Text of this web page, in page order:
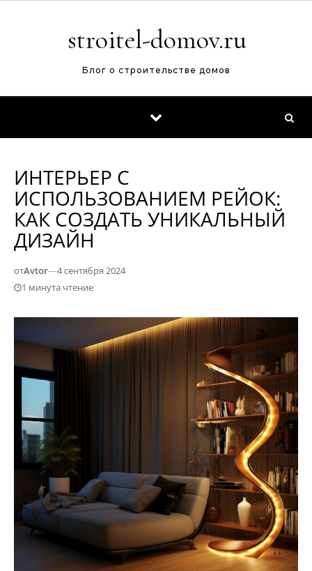
stroitel-domov.ru
Блог о строительстве домов
ИНТЕРЬЕР С
ИСПОЛЬЗОВАНИЕМ РЕЙОК:
КАК СОЗДАТЬ УНИКАЛЬНЫЙ
ДИЗАЙН
отAvtor—4 сентября 2024
1 минута чтение